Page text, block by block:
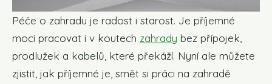
Péče o zahradu je radost i starost. Je příjemné
moci pracovat i v koutech zahrady bez přípojek,
prodlužek a kabelů, které překáží. Nyní ale můžete
zjistit, jak příjemné je, smět si práci na zahradě